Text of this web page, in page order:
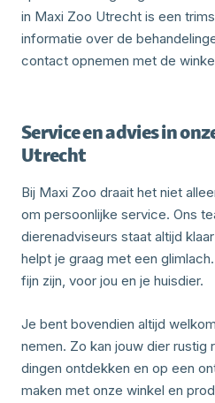
in Maxi Zoo Utrecht is een
informatie over de
contact opnemen met de
Service en advies in
Utrecht
Bij Maxi Zoo draait het niet
om persoonlijke service. Ons
dierenadviseurs staat altijd
helpt je graag met een
fijn zijn, voor jou en je huisdier.
Je bent bovendien altijd
nemen. Zo kan jouw dier rustig
dingen ontdekken en op een
maken met onze winkel en